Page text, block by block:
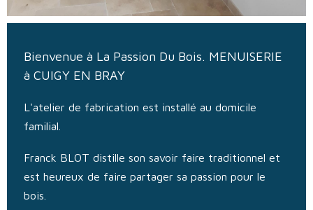
Bienvenue à La Passion Du Bois. MENUISERIE
à CUIGY EN BRAY
L'atelier de fabrication est installé au domicile
familial.
Franck BLOT distille son savoir faire traditionnel et
est heureux de faire partager sa passion pour le
bois.